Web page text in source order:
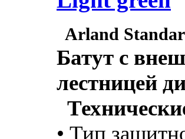
Arland
Батут с
лестницей
• Тип